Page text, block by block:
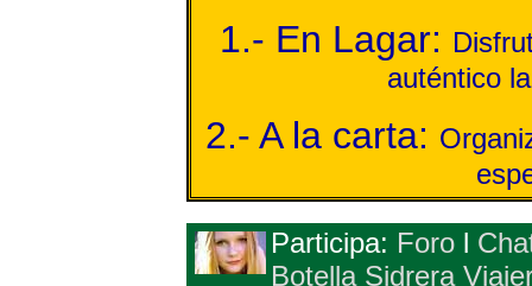
1.- En Lagar:
auténtico
2.- A la carta:
Participa: Forol
Botella Sidrera